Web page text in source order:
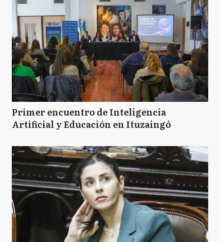
Primer encuentro de Inteligencia
Artificial y Educación en Ituzaingó